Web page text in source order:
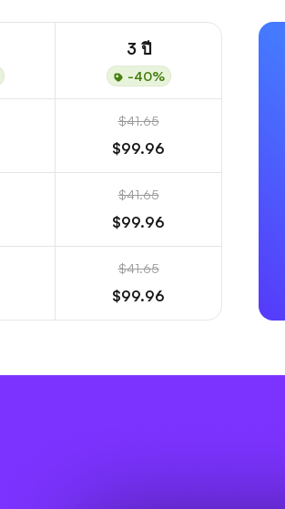
3 ปี
-40%
$41.65
$99.96
$41.65
$99.96
$41.65
$99.96